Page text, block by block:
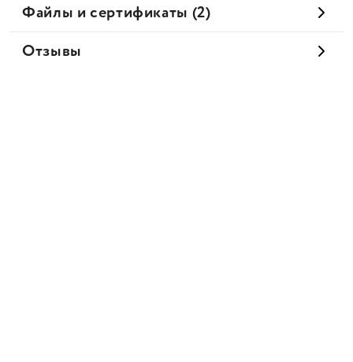
Файлы и сертификаты (2)
Отзывы